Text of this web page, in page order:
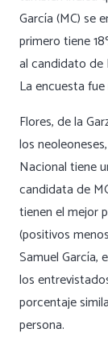
García (MC) se
primero tiene
al candidato de
La encuesta
Flores, de la
los
Nacional tiene
candidata de
tienen el mejor
(positivos
Samuel García,
los
porcentaje
persona.